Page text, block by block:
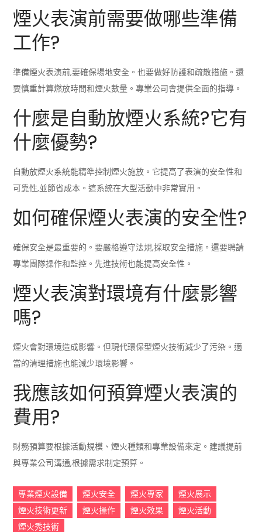
煙火表演前需要做哪些準備
工作?
準備煙火表演前,要確保場地安全。也要做好防護和疏散措施。還
要慎重計算燃放時間和煙火數量。專業公司會提供全面的指導。
什麼是自動放煙火系統?它有
什麼優勢?
自動放煙火系統能精準控制煙火施放。它提高了表演的安全性和
可靠性,並節省成本。這系統在大型活動中非常實用。
如何確保煙火表演的安全性?
確保安全是最重要的。要嚴格遵守法規,採取安全措施。還要聘請
專業團隊操作和監控。先進技術也能提高安全性。
煙火表演對環境有什麼影響
嗎?
煙火會對環境造成影響。但現代環保型煙火技術減少了污染。適
當的清理措施也能減少環境影響。
我應該如何預算煙火表演的
費用?
財務預算要根據活動規模、煙火種類和專業設備來定。建議提前
與專業公司溝通,根據需求制定預算。
專業煙火設備 煙火安全 煙火專家
煙火展示
煙火技術更新
煙火操作 煙火效果
煙火活動
煙火秀技術